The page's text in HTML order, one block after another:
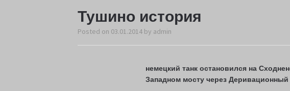
Тушино история
Posted on 03.01.2014 by admin
немецкий танк остановился на
Западном мосту через